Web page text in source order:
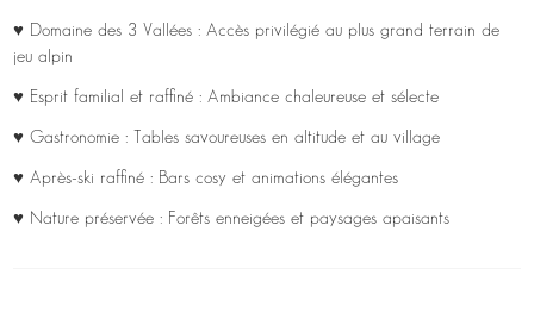
♥ Domaine des 3 Vallées : Accès privilégié au plus grand terrain de
jeu alpin
♥ Esprit familial et raffiné : Ambiance chaleureuse et sélecte
♥ Gastronomie : Tables savoureuses en altitude et au village
♥ Après-ski raffiné : Bars cosy et animations élégantes
♥ Nature préservée : Forêts enneigées et paysages apaisants